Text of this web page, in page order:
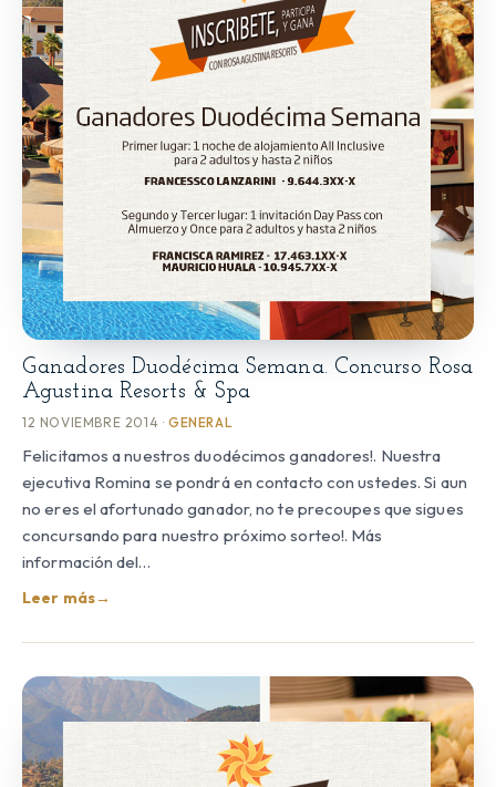
Ganadores Duodécima Semana. Concurso Rosa
Agustina Resorts & Spa
12 NOVIEMBRE 2014 · GENERAL
Felicitamos a nuestros duodécimos ganadores!. Nuestra
ejecutiva Romina se pondrá en contacto con ustedes. Si aun
no eres el afortunado ganador, no te precoupes que sigues
concursando para nuestro próximo sorteo!. Más
información del…
Leer más→